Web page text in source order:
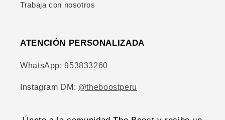
Trabaja con nosotros
ATENCIÓN PERSONALIZADA
WhatsApp:953833260
Instagram DM: @theboostperu